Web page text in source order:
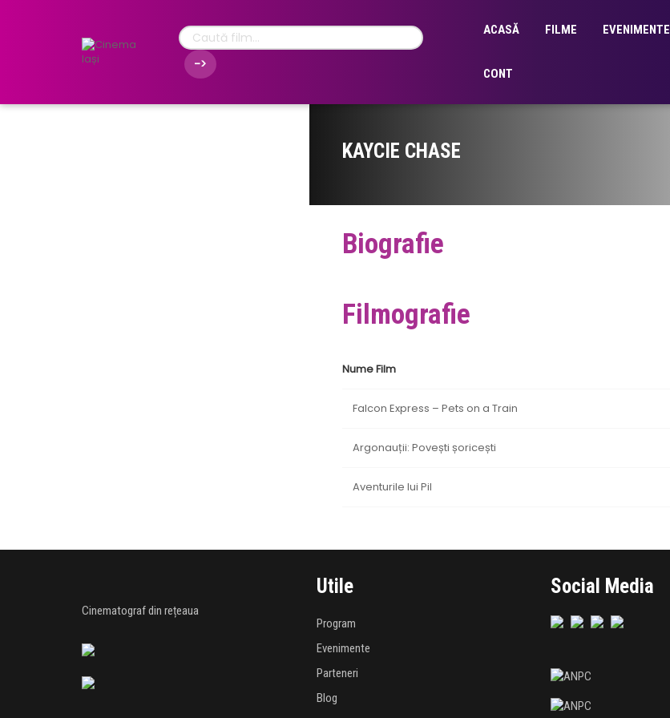
ACASĂ FILME EVENIMENTE
CONT
KAYCIE CHASE
Biografie
Filmografie
Nume Film
Falcon Express – Pets on a Train
Argonauții: Povești șoricești
Aventurile lui Pil
Cinematograf din rețeaua
Utile
Program
Evenimente
Parteneri
Blog
Social Media